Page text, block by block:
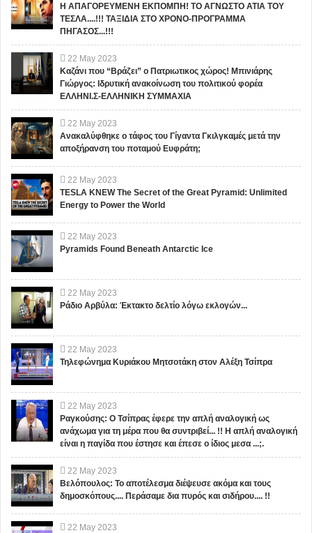
Η ΑΠΑΓΟΡΕΥΜΕΝΗ ΕΚΠΟΜΠΗ! ΤΟ ΑΓΝΩΣΤΟ ΑΤΙΑ ΤΟΥ
ΤΕΣΛΑ....!!! ΤΑΞΙΔΙΑ ΣΤΟ ΧΡΟΝΟ-ΠΡΟΓΡΑΜΜΑ
ΠΗΓΑΣΟΣ...!!!
22 May 2023
Καζάνι που “Βράζει” ο Πατριωτικος χώρος! Μπινιάρης
Γιώργος: Ιδρυτική ανακοίνωση του πολιτικού φορέα
ΕΛΛΗΝΙ.Σ-ΕΛΛΗΝΙΚΗ ΣΥΜΜΑΧΙΑ
22 May 2023
Ανακαλύφθηκε ο τάφος του Γίγαντα Γκιλγκαμές μετά την
αποξήρανση του ποταμού Ευφράτη;
22 May 2023
TESLA KNEW The Secret of the Great Pyramid: Unlimited
Energy to Power the World
22 May 2023
Pyramids Found Beneath Antarctic Ice
22 May 2023
Ράδιο Αρβύλα: Έκτακτο δελτίο λόγω εκλογών...
22 May 2023
Τηλεφώνημα Κυριάκου Μητσοτάκη στον Αλέξη Τσίπρα
22 May 2023
Ραγκούσης: Ο Τσίπρας έφερε την απλή αναλογική ως
ανάχωμα για τη μέρα που θα συντριβεί... !! Η απλή αναλογική
είναι η παγίδα που έστησε και έπεσε ο ίδιος μεσα ...;.
22 May 2023
Βελόπουλος: Το αποτέλεσμα διέψευσε ακόμα και τους
δημοσκόπους.... Περάσαμε δια πυρός και σιδήρου.... !!
22 May 2023